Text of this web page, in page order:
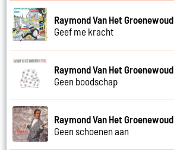
Raymond Van Het Groenewoud
Geef me kracht
Raymond Van Het Groenewoud
Geen boodschap
Raymond Van Het Groenewoud
Geen schoenen aan